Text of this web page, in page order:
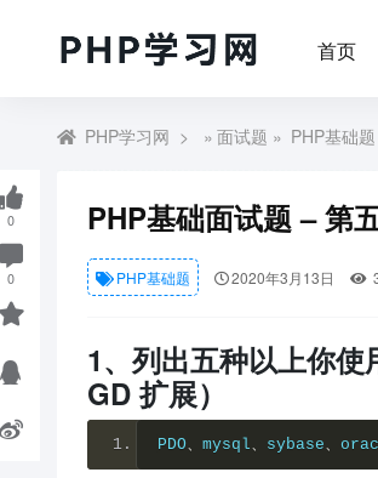
首页
PHP学习网 » 面试题 » PHP基础题
PHP基础面试题 – 第
PHP基础题 2020年3月13日
1、列出五种以上你
GD 扩展）
PDO、mysql、 sybase、
0
0